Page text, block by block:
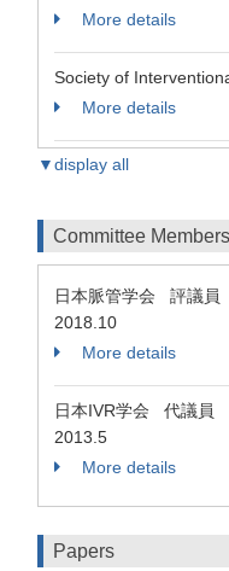
More details
Society of
More details
▼display all
Committee
日本脈管学会 評議員
2018.10
More details
日本IVR学会 代議員
2013.5
More details
Papers